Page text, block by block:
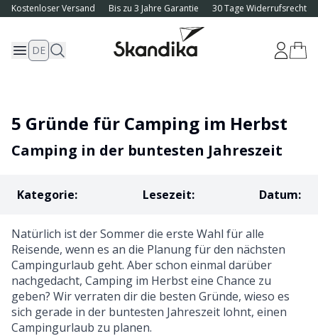
Kostenloser Versand Bis zu 3 Jahre Garantie 30 Tage Widerrufsrecht
DE
5 Gründe für Camping im Herbst
Camping in der buntesten Jahreszeit
Kategorie: Lesezeit: Datum:
Natürlich ist der Sommer die erste Wahl für alle
Reisende, wenn es an die Planung für den nächsten
Campingurlaub geht. Aber schon einmal darüber
nachgedacht, Camping im Herbst eine Chance zu
geben? Wir verraten dir die besten Gründe, wieso es
sich gerade in der buntesten Jahreszeit lohnt, einen
Campingurlaub zu planen.